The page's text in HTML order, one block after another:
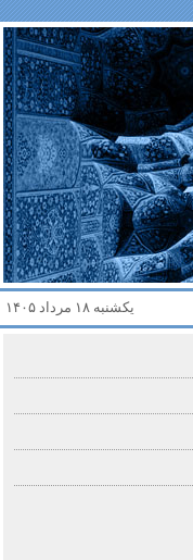
یکشنبه ۱۸ مرداد ۱۴۰۵